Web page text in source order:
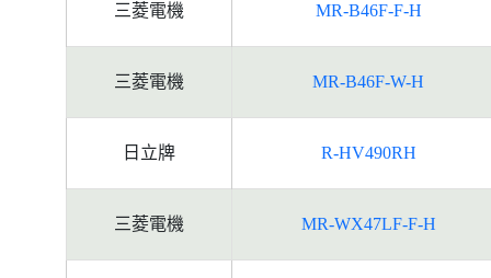
三菱電機 MR-B46F-F-H
三菱電機 MR-B46F-W-H
日立牌 R-HV490RH
三菱電機 MR-WX47LF-F-H